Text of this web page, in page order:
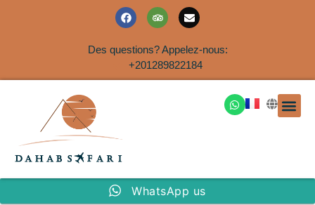
Des questions? Appelez-nous:
+201289822184
WhatsApp us